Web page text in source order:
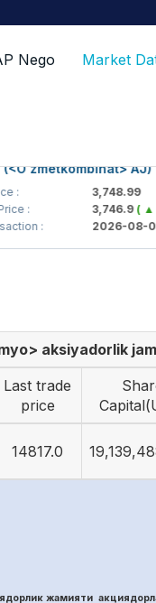
Nego Market
AJ)
3,748.99
3,746.9( ▲
:
2026-08-07
aksiyadorlik
Last trade
price
14817.0
жамияти